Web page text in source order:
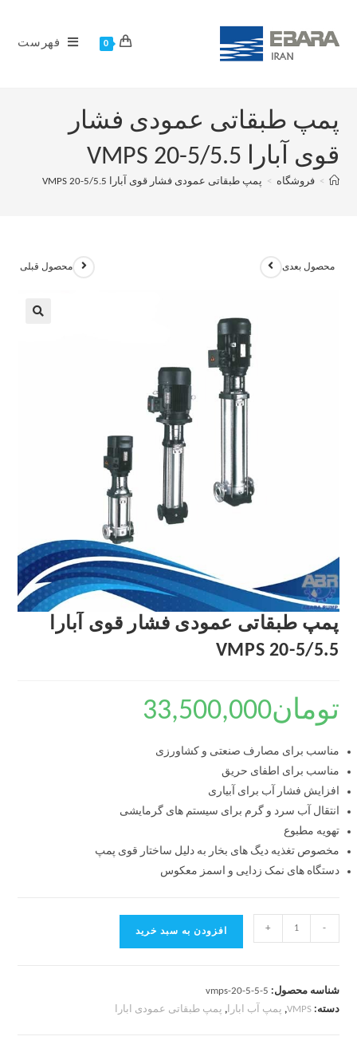
0 فهرست
پمپ طبقاتی عمودی فشار
قوی آبارا VMPS 20-5/5.5
> فروشگاه > پمپ طبقاتی عمودی فشار قوی آبارا VMPS 20-5/5.5
محصول قبلی محصول بعدی
پمپ طبقاتی عمودی فشار قوی آبارا
VMPS 20-5/5.5
تومان33,500,000
مناسب برای مصارف صنعتی و کشاورزی
مناسب برای اطفای حریق
افزایش فشار آب برای آبیاری
انتقال آب سرد و گرم برای سیستم های گرمایشی
تهویه مطبوع
مخصوص تغذیه دیگ های بخار به دلیل ساختار قوی پمپ
دستگاه های نمک زدایی و اسمز معکوس
-
+ افزودن به سبد خرید
شناسه محصول: vmps-20-5-5-5
دسته:VMPS
, پمپ آب ابارا, پمپ طبقاتی عمودی ابارا